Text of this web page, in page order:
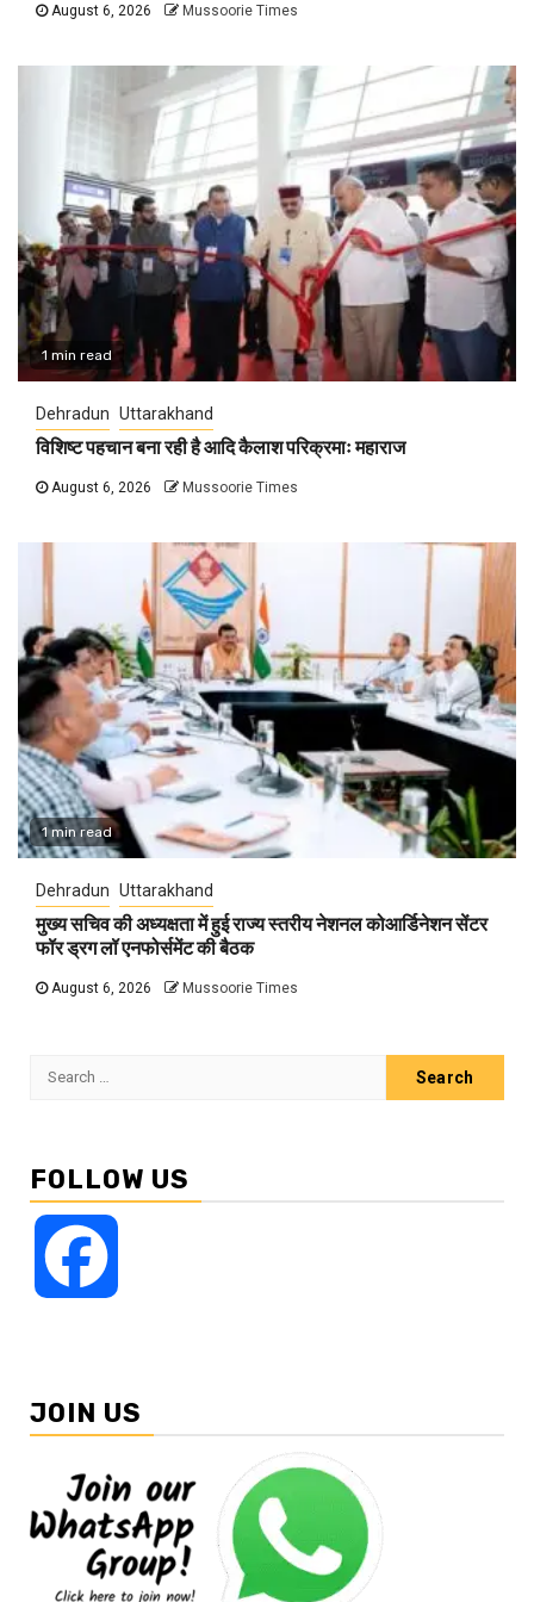
August 6, 2026 Mussoorie Times
1 min read
Dehradun Uttarakhand
विशिष्ट पहचान बना रही है आदि कैलाश परिक्रमाः महाराज
August 6, 2026 Mussoorie Times
1 min read
Dehradun Uttarakhand
मुख्य सचिव की अध्यक्षता में हुई राज्य स्तरीय नेशनल कोआर्डिनेशन सेंटर
फॉर ड्रग लॉ एनफोर्समेंट की बैठक
August 6, 2026 Mussoorie Times
Search
FOLLOW US
JOIN US